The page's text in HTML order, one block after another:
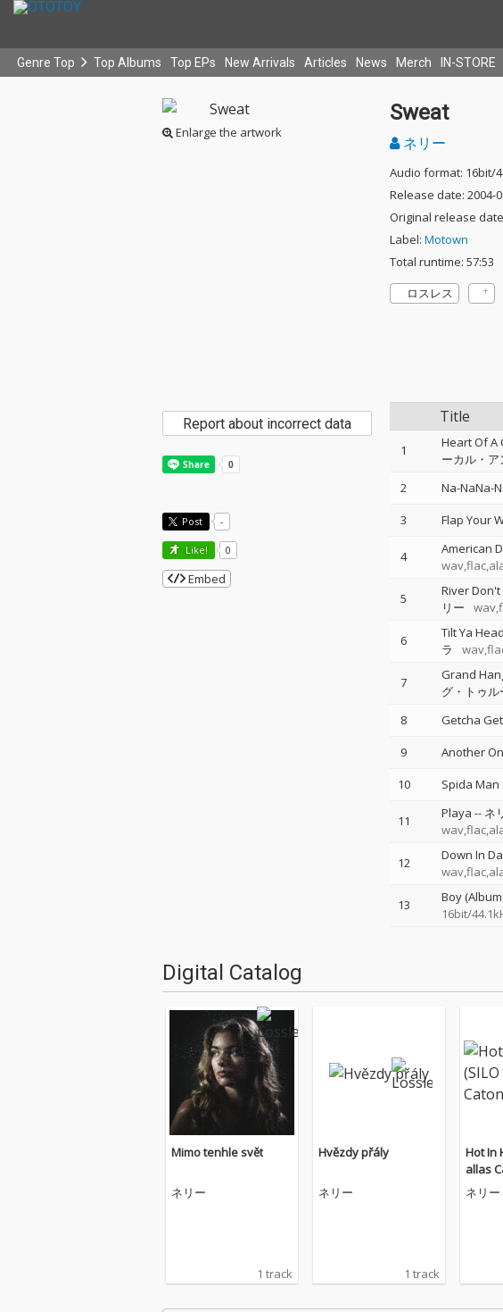
Genre Top Top Albums Top EPs New Arrivals Articles News Merch IN-STORE
Enlarge the artwork
Sweat
ネリー
Audio format: 16bit/
Release date: 2004-
Original release
Label: Motown
Total runtime: 57:53
ロスレス
Title
1 Heart Of A
ーカル・
2 Na-NaNa-
3
Flap Your
4 American
5 River Don't
リー
6 Tilt Ya
ラ
7 Grand
グ・トゥル
8 Getcha
9
Another
10
Spida Man
11 Playa -- ネ
12 Down In
13 Boy
16bit/
Report about incorrect data
Post -
Like! 0
Embed
Digital Catalog
Mimo tenhle svět
ネリー
1 track
Hvězdy přály
ネリー
1 track
Hot In
allas
ネリー